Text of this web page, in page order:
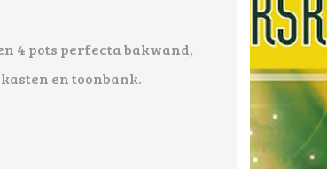
4 pots perfecta bakwand,
en toonbank.